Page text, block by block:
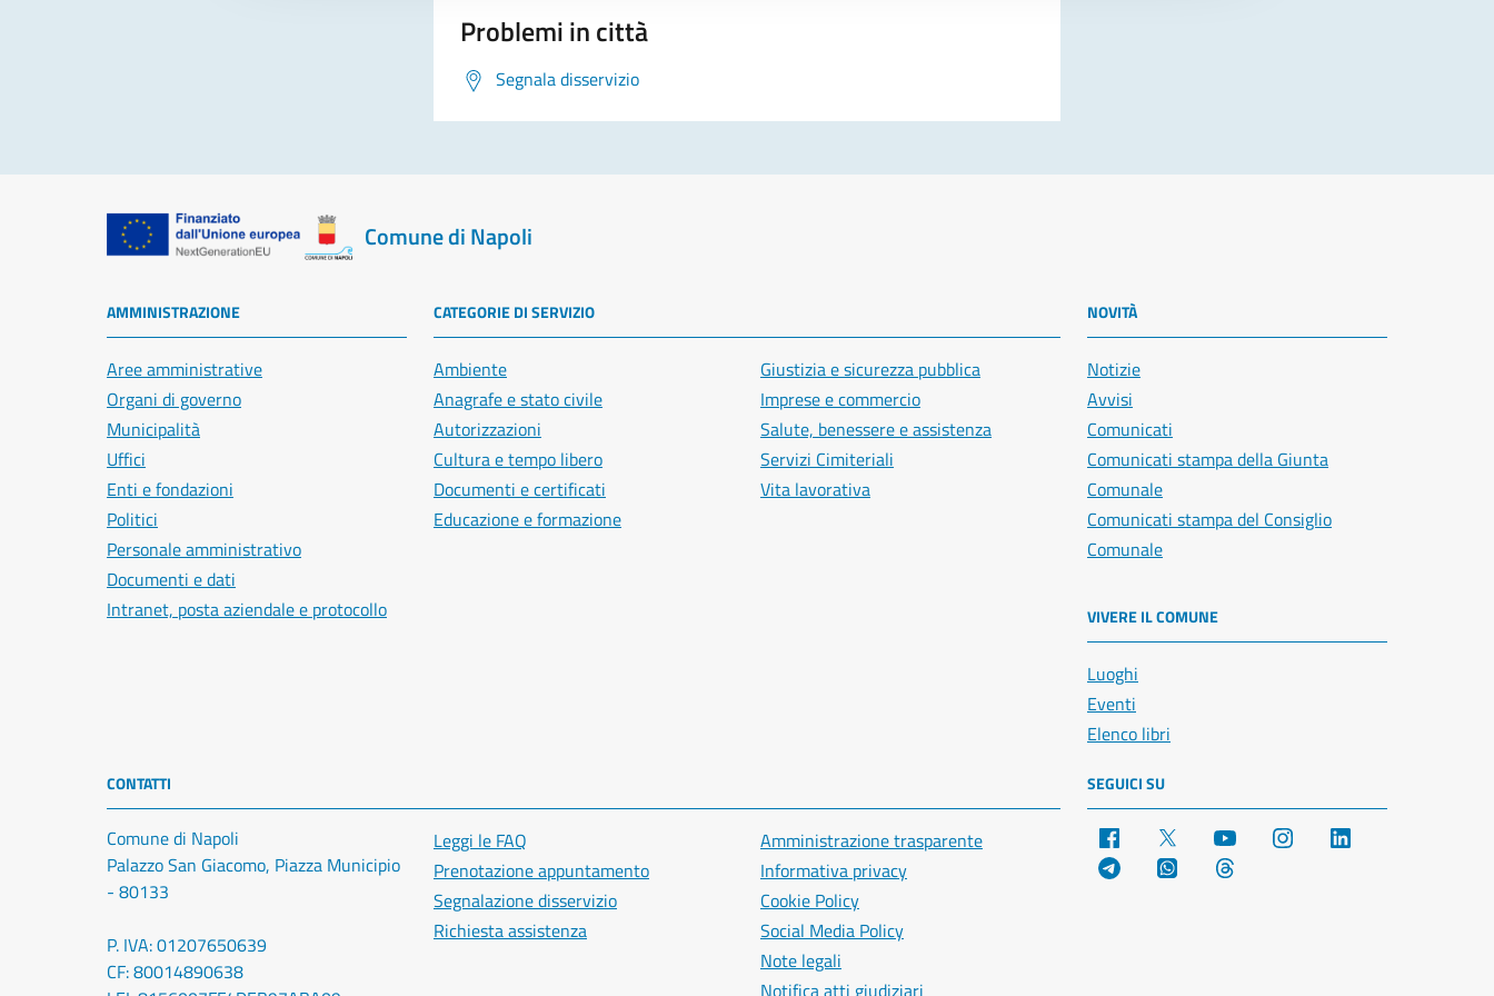
Problemi in città
Segnala disservizio
Comune di Napoli
AMMINISTRAZIONE
Aree amministrative
Organi di governo
Municipalità
Uffici
Enti e fondazioni
Politici
Personale amministrativo
Documenti e dati
Intranet, posta aziendale e protocollo
CATEGORIE DI SERVIZIO
Ambiente
Anagrafe e stato civile
Autorizzazioni
Cultura e tempo libero
Documenti e certificati
Educazione e formazione
Giustizia e sicurezza pubblica
Imprese e commercio
Salute, benessere e assistenza
Servizi Cimiteriali
Vita lavorativa
NOVITÀ
Notizie
Avvisi
Comunicati
Comunicati stampa della Giunta
Comunale
Comunicati stampa del Consiglio
Comunale
VIVERE IL COMUNE
Luoghi
Eventi
Elenco libri
CONTATTI
Comune di Napoli
Palazzo San Giacomo, Piazza Municipio
- 80133
P. IVA: 01207650639
CF: 80014890638
Leggi le FAQ
Prenotazione appuntamento
Segnalazione disservizio
Richiesta assistenza
Amministrazione trasparente
Informativa privacy
Cookie Policy
Social Media Policy
Note legali
SEGUICI SU
Facebook YouTube Instagram
Telegram WhatsApp